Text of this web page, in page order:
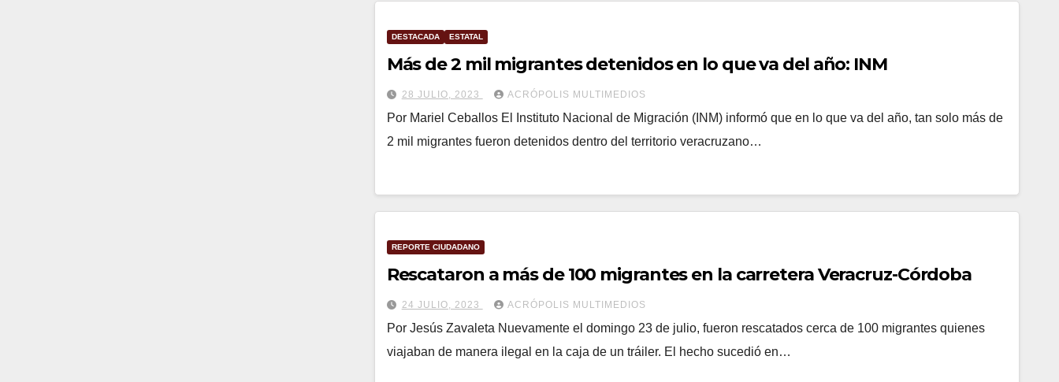
DESTACADA ESTATAL
Más de 2 mil migrantes detenidos en lo que va del año: INM
28 JULIO, 2023 ACRÓPOLIS MULTIMEDIOS
Por Mariel Ceballos El Instituto Nacional de Migración (INM) informó que en lo que va del año, tan solo más de
2 mil migrantes fueron detenidos dentro del territorio veracruzano…
REPORTE CIUDADANO
Rescataron a más de 100 migrantes en la carretera Veracruz-Córdoba
24 JULIO, 2023 ACRÓPOLIS MULTIMEDIOS
Por Jesús Zavaleta Nuevamente el domingo 23 de julio, fueron rescatados cerca de 100 migrantes quienes
viajaban de manera ilegal en la caja de un tráiler. El hecho sucedió en…